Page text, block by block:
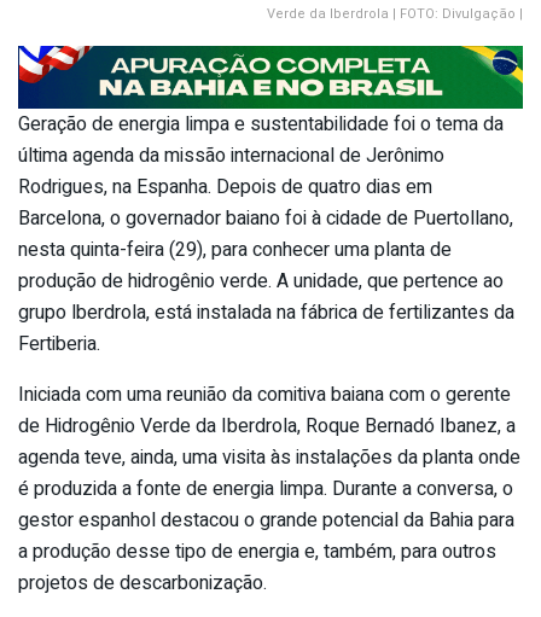
Verde da Iberdrola | FOTO: Divulgação |
Geração de energia limpa e sustentabilidade foi o tema da
última agenda da missão internacional de Jerônimo
Rodrigues, na Espanha. Depois de quatro dias em
Barcelona, o governador baiano foi à cidade de Puertollano,
nesta quinta-feira (29), para conhecer uma planta de
produção de hidrogênio verde. A unidade, que pertence ao
grupo lberdrola, está instalada na fábrica de fertilizantes da
Fertiberia.
Iniciada com uma reunião da comitiva baiana com o gerente
de Hidrogênio Verde da Iberdrola, Roque Bernadó Ibanez, a
agenda teve, ainda, uma visita às instalações da planta onde
é produzida a fonte de energia limpa. Durante a conversa, o
gestor espanhol destacou o grande potencial da Bahia para
a produção desse tipo de energia e, também, para outros
projetos de descarbonização.